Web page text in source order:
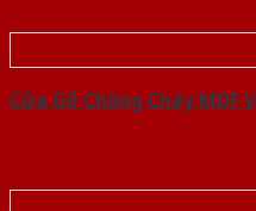
Cửa Gỗ Chống Cháy MDF